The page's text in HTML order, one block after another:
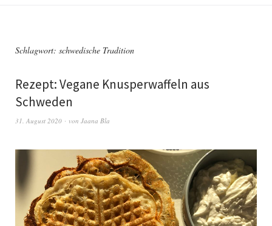
Schlagwort: schwedische Tradition
Rezept: Vegane Knusperwaffeln aus
Schweden
31. August 2020 von Jaana Bla